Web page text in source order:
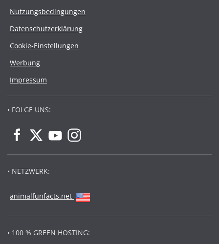
Nutzungsbedingungen
Datenschutzerklärung
Cookie-Einstellungen
Werbung
Impressum
• FOLGE UNS:
• NETZWERK:
animalfunfacts.net
• 100 % GREEN HOSTING: